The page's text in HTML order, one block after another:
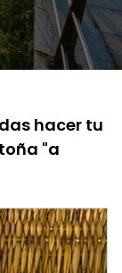
hacer tu
"a